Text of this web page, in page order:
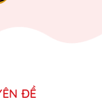
ĐỀ